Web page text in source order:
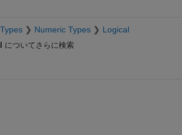
Numeric Types Logical
についてさらに検索